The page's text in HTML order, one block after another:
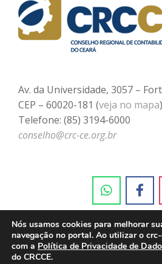
Av. da Universidade, 3057 –
CEP – 60020-181 (veja no mapa)
Telefone: (85) 3194-6000
conselho@crc-ce.org.br
Nós usamos cookies para melhorar
navegação no portal. Ao utilizar o
com a Política de Privacidade de
do CRCCE.